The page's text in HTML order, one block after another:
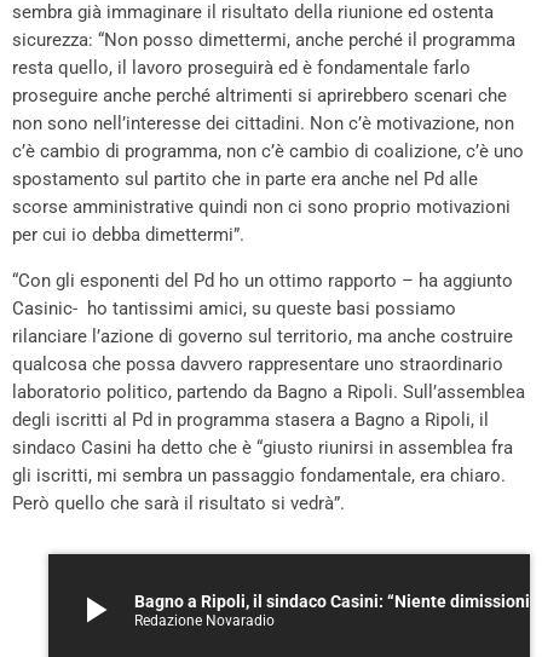
sembra già immaginare il risultato della riunione ed ostenta
sicurezza: “Non posso dimettermi, anche perché il programma
resta quello, il lavoro proseguirà ed è fondamentale farlo
proseguire anche perché altrimenti si aprirebbero scenari che
non sono nell’interesse dei cittadini. Non c’è motivazione, non
c’è cambio di programma, non c’è cambio di coalizione, c’è uno
spostamento sul partito che in parte era anche nel Pd alle
scorse amministrative quindi non ci sono proprio motivazioni
per cui io debba dimettermi”.
“Con gli esponenti del Pd ho un ottimo rapporto – ha aggiunto
Casinic- ho tantissimi amici, su queste basi possiamo
rilanciare l’azione di governo sul territorio, ma anche costruire
qualcosa che possa davvero rappresentare uno straordinario
laboratorio politico, partendo da Bagno a Ripoli. Sull’assemblea
degli iscritti al Pd in programma stasera a Bagno a Ripoli, il
sindaco Casini ha detto che è “giusto riunirsi in assemblea fra
gli iscritti, mi sembra un passaggio fondamentale, era chiaro.
Però quello che sarà il risultato si vedrà”.
play_arrow Redazione Novaradio